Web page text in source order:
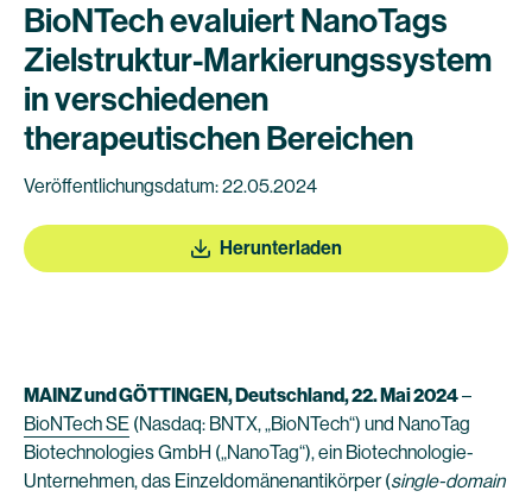
BioNTech evaluiert NanoTags
Zielstruktur-Markierungssystem
in verschiedenen
therapeutischen Bereichen
Veröffentlichungsdatum: 22.05.2024
Herunterladen
MAINZ und GÖTTINGEN, Deutschland, 22. Mai 2024–
BioNTech SE (Nasdaq: BNTX, „BioNTech“) und NanoTag
Biotechnologies GmbH („NanoTag“), ein Biotechnologie-
Unternehmen, das Einzeldomänenantikörper (single-domain